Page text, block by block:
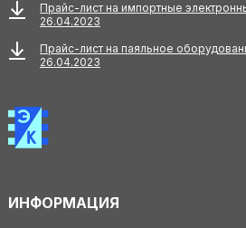
Прайс-лист на импортные
26.04.2023
Прайс-лист на паяльное
26.04.2023
ИНФОРМАЦИЯ